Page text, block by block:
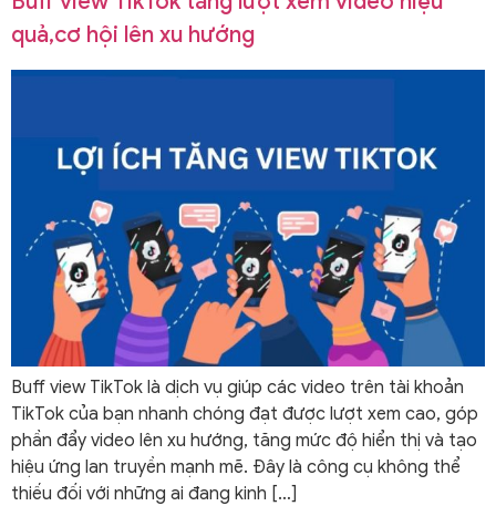
quả,cơ hội lên xu hướng
Buff view TikTok là dịch vụ giúp các video trên tài khoản
TikTok của bạn nhanh chóng đạt được lượt xem cao, góp
phần đẩy video lên xu hướng, tăng mức độ hiển thị và tạo
hiệu ứng lan truyền mạnh mẽ. Đây là công cụ không thể
thiếu đối với những ai đang kinh […]